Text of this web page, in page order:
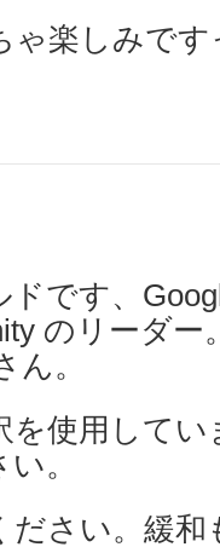
ゃ楽しみです
です、
のリーダ
ん。
を使用して
。
ださい。緩和